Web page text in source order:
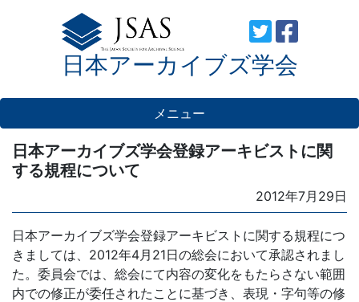
日本アーカイブズ学会
メニュー
日本アーカイブズ学会登録アーキビストに関
する規程について
Posted
on
2012年7月29日
日本アーカイブズ学会登録アーキビストに関する規程につ
きましては、2012年4月21日の総会において承認されまし
た。委員会では、総会にて内容の変化をもたらさない範囲
内での修正が委任されたことに基づき、表現・字句等の修